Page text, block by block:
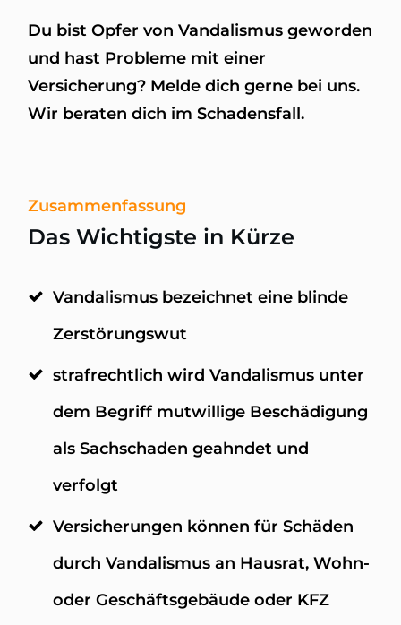
Du bist Opfer von Vandalismus geworden
und hast Probleme mit einer
Versicherung? Melde dich gerne bei uns.
Wir beraten dich im Schadensfall.
Zusammenfassung
Das Wichtigste in Kürze
Vandalismus bezeichnet eine blinde
Zerstörungswut
strafrechtlich wird Vandalismus unter
dem Begriff mutwillige Beschädigung
als Sachschaden geahndet und
verfolgt
Versicherungen können für Schäden
durch Vandalismus an Hausrat, Wohn-
oder Geschäftsgebäude oder KFZ